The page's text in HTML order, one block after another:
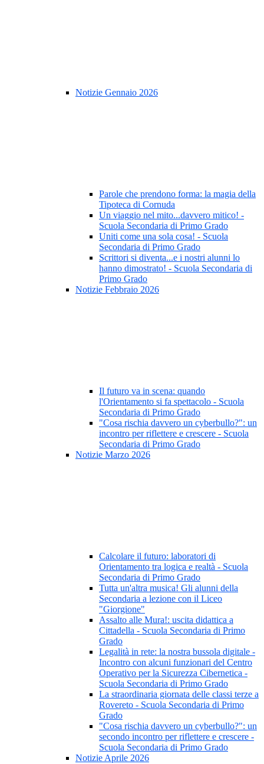
Notizie Gennaio 2026
Parole che prendono forma: la magia della
Tipoteca di Cornuda
Un viaggio nel mito...davvero mitico! -
Scuola Secondaria di Primo Grado
Uniti come una sola cosa! - Scuola
Secondaria di Primo Grado
Scrittori si diventa...e i nostri alunni lo
hanno dimostrato! - Scuola Secondaria di
Primo Grado
Notizie Febbraio 2026
Il futuro va in scena: quando
l'Orientamento si fa spettacolo - Scuola
Secondaria di Primo Grado
"Cosa rischia davvero un cyberbullo?": un
incontro per riflettere e crescere - Scuola
Secondaria di Primo Grado
Notizie Marzo 2026
Calcolare il futuro: laboratori di
Orientamento tra logica e realtà - Scuola
Secondaria di Primo Grado
Tutta un'altra musica! Gli alunni della
Secondaria a lezione con il Liceo
"Giorgione"
Assalto alle Mura!: uscita didattica a
Cittadella - Scuola Secondaria di Primo
Grado
Legalità in rete: la nostra bussola digitale -
Incontro con alcuni funzionari del Centro
Operativo per la Sicurezza Cibernetica -
Scuola Secondaria di Primo Grado
La straordinaria giornata delle classi terze a
Rovereto - Scuola Secondaria di Primo
Grado
"Cosa rischia davvero un cyberbullo?": un
secondo incontro per riflettere e crescere -
Scuola Secondaria di Primo Grado
Notizie Aprile 2026